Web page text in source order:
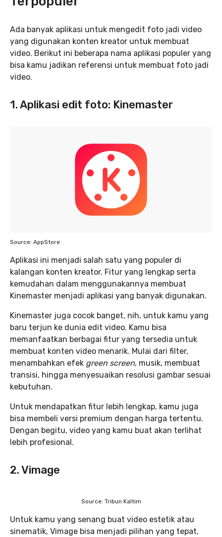
Ada banyak aplikasi untuk mengedit foto jadi video
yang digunakan konten kreator untuk membuat
video. Berikut ini beberapa nama aplikasi populer yang
bisa kamu jadikan referensi untuk membuat foto jadi
video.
1. Aplikasi edit foto: Kinemaster
Source: AppStore
Aplikasi ini menjadi salah satu yang populer di
kalangan konten kreator. Fitur yang lengkap serta
kemudahan dalam menggunakannya membuat
Kinemaster menjadi aplikasi yang banyak digunakan.
Kinemaster juga cocok banget, nih, untuk kamu yang
baru terjun ke dunia edit video. Kamu bisa
memanfaatkan berbagai fitur yang tersedia untuk
membuat konten video menarik. Mulai dari filter,
menambahkan efek green screen, musik, membuat
transisi, hingga menyesuaikan resolusi gambar sesuai
kebutuhan.
Untuk mendapatkan fitur lebih lengkap, kamu juga
bisa membeli versi premium dengan harga tertentu.
Dengan begitu, video yang kamu buat akan terlihat
lebih profesional.
2. Vimage
Source: Tribun Kaltim
Untuk kamu yang senang buat video estetik atau
sinematik, Vimage bisa menjadi pilihan yang tepat,